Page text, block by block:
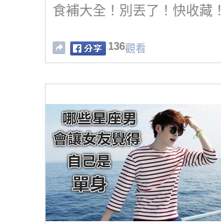
食補大全！別丟了！快收藏！
136觀看